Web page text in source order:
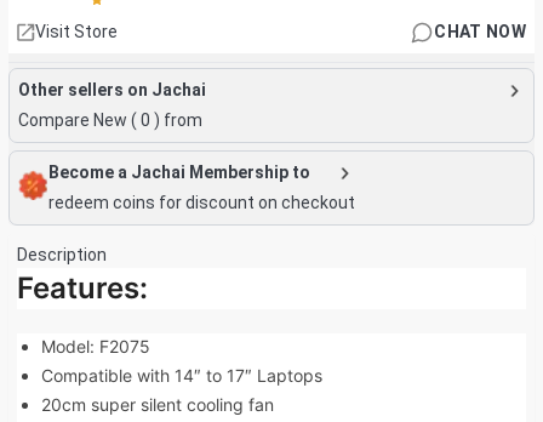
Visit Store CHAT NOW
Other sellers on Jachai
Compare New ( 0 ) from
Become a Jachai Membership to
redeem coins for discount on checkout
Description
Features:
Model: F2075
Compatible with 14″ to 17″ Laptops
20cm super silent cooling fan